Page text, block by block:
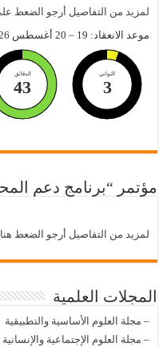
لمزيد من التفاصيل أرجو الضعط
موعد الانعقاد: 19 – 20 أغسطس 2026م
الدقائق
43
الثواني
2
مؤتمر “برنامج دعم
لمزيد من التفاصيل أرجو الضعط هنا
المجلات العلمية
– مجلة العلوم الأساسية والتطبيقية
– مجلة العلوم الإجتماعية والإنسانية